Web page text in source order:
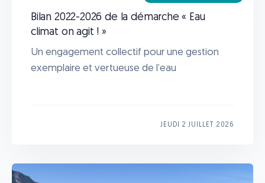
Bilan 2022-2026 de la démarche « Eau
climat on agit ! »
Un engagement collectif pour une gestion
exemplaire et vertueuse de l’eau
JEUDI 2 JUILLET 2026